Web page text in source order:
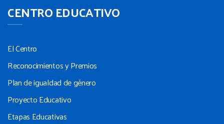
CENTRO EDUCATIVO
El Centro
Reconocimientos y Premios
Plan de igualdad de género
Proyecto Educativo
Etapas Educativas